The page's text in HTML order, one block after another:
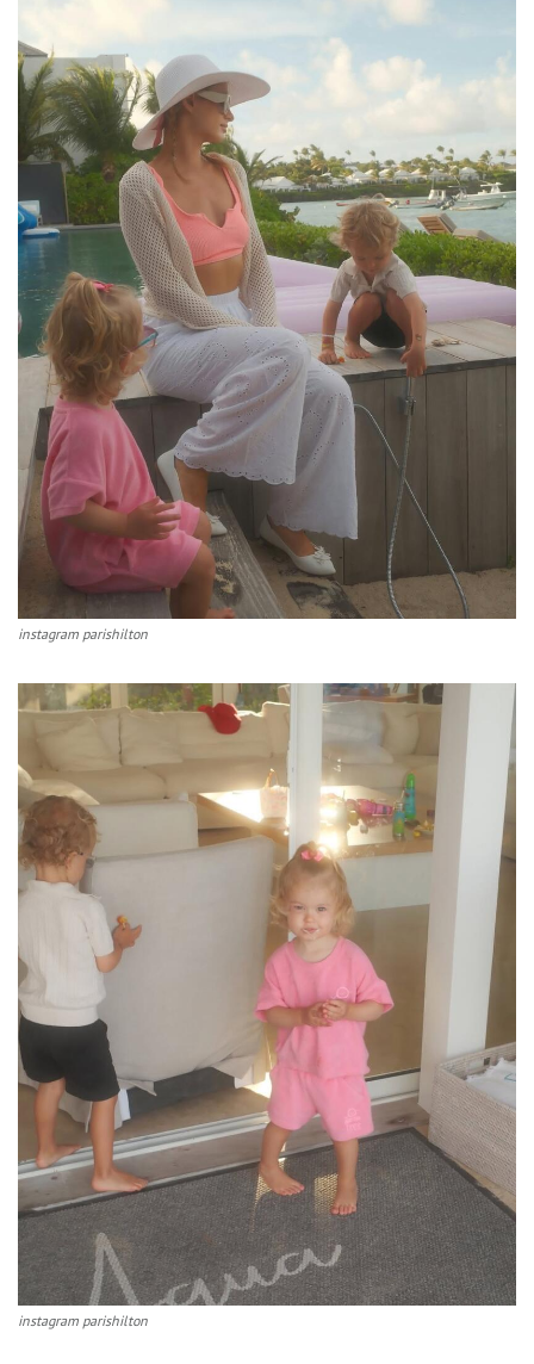
instagram parishilton
instagram parishilton